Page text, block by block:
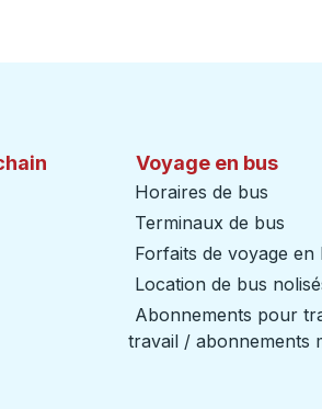
Voyage en bus
Horaires de bus
Terminaux de bus
Forfaits de voyage en
Location de bus
Abonnements pour
travail / abonnements